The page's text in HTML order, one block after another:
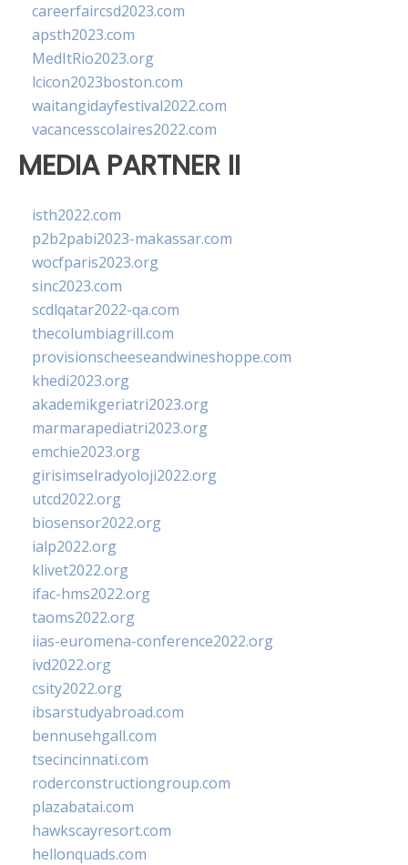
careerfaircsd2023.com
apsth2023.com
MedItRio2023.org
lcicon2023boston.com
waitangidayfestival2022.com
vacancesscolaires2022.com
MEDIA PARTNER II
isth2022.com
p2b2pabi2023-makassar.com
wocfparis2023.org
sinc2023.com
scdlqatar2022-qa.com
thecolumbiagrill.com
provisionscheeseandwineshoppe.com
khedi2023.org
akademikgeriatri2023.org
marmarapediatri2023.org
emchie2023.org
girisimselradyoloji2022.org
utcd2022.org
biosensor2022.org
ialp2022.org
klivet2022.org
ifac-hms2022.org
taoms2022.org
iias-euromena-conference2022.org
ivd2022.org
csity2022.org
ibsarstudyabroad.com
bennusehgall.com
tsecincinnati.com
roderconstructiongroup.com
plazabatai.com
hawkscayresort.com
hellonquads.com